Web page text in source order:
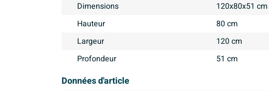
Dimensions
120x80x51 cm
Hauteur
80 cm
Largeur
120 cm
Profondeur
51 cm
Données d'article